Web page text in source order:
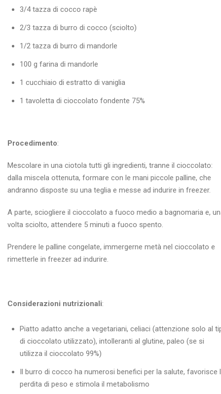
3/4 tazza di cocco rapè
2/3 tazza di burro di cocco (sciolto)
1/2 tazza di burro di mandorle
100 g farina di mandorle
1 cucchiaio di estratto di vaniglia
1 tavoletta di cioccolato fondente 75%
Procedimento:
Mescolare in una ciotola tutti gli ingredienti, tranne il cioccolato:
dalla miscela ottenuta, formare con le mani piccole palline, che
andranno disposte su una teglia e messe ad indurire in freezer.
A parte, sciogliere il cioccolato a fuoco medio a bagnomaria e,
volta sciolto, attendere 5 minuti a fuoco spento.
Prendere le palline congelate, immergerne metà nel cioccolato e
rimetterle in freezer ad indurire.
Considerazioni nutrizionali:
Piatto adatto anche a vegetariani, celiaci (attenzione solo al
di cioccolato utilizzato), intolleranti al glutine, paleo (se si
utilizza il cioccolato 99%)
Il burro di cocco ha numerosi benefici per la salute, favorisce
perdita di peso e stimola il metabolismo